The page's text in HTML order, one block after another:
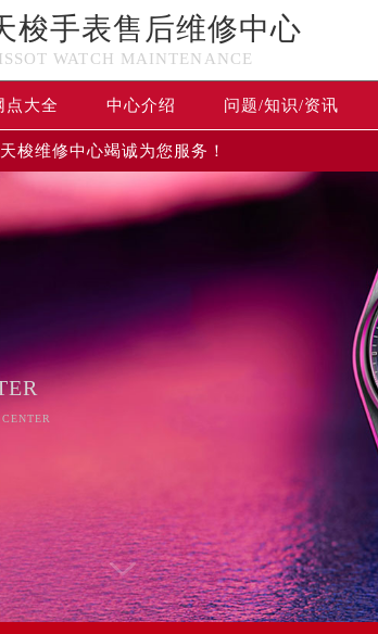
梭手表售后维修中心
WATCH MAINTENANCE
点大全 中心介绍 问题/知识/资讯
天梭维修中心竭诚为您服务！
5061
国大陆、香港、澳门、台湾全部区域（非大陆